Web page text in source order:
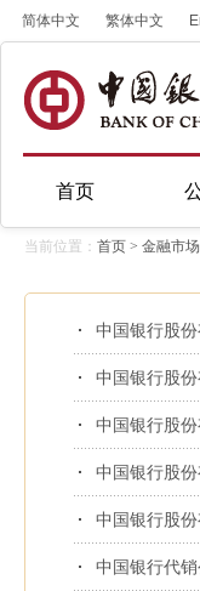
简体中文 繁体中文
首页
当前位置： 首页 > 金融市场
中国银行股
中国银行股
中国银行股
中国银行股
中国银行股
中国银行代